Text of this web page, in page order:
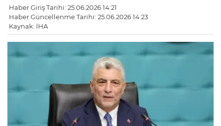
Haber Giriş Tarihi: 25.06.2026 14:21
Haber Güncellenme Tarihi: 25.06.2026 14:23
Kaynak: İHA